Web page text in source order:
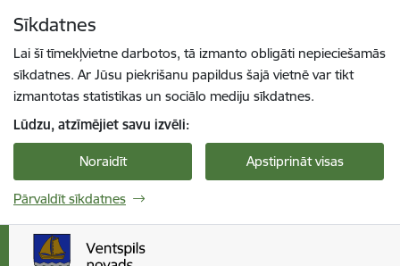
Sīkdatnes
Lai šī tīmekļvietne darbotos, tā izmanto obligāti nepieciešamās
sīkdatnes. Ar Jūsu piekrišanu papildus šajā vietnē var tikt
izmantotas statistikas un sociālo mediju sīkdatnes.
Lūdzu, atzīmējiet savu izvēli:
Noraidīt Apstiprināt visas
Pārvaldīt sīkdatnes